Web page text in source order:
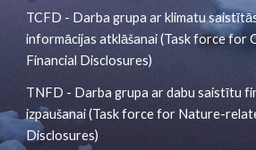
TCFD - Darba grupa ar klimatu
informācijas atklāšanai (Task force for
Financial Disclosures)
TNFD - Darba grupa ar dabu saistītu
izpaušanai (Task force for Nature-
Disclosures)